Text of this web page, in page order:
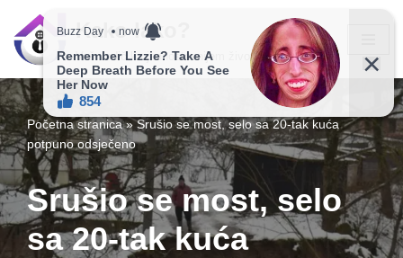
Skip
content
Kako lako?
Vaš vodič ka jednostavnijem životu!
Početna stranica»Srušio se most, selo sa 20-tak kuća
potpuno odsječeno
Srušio se most, selo
sa 20-tak kuća